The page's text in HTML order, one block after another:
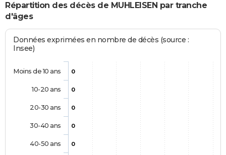
Répartition des décès de MUHLEISEN par tranche
d'âges
Données exprimées en nombre de décès (source :
Insee)
0
0
0
0
0
Moins de 10 ans
10-20 ans
20-30 ans
30-40 ans
40-50 ans